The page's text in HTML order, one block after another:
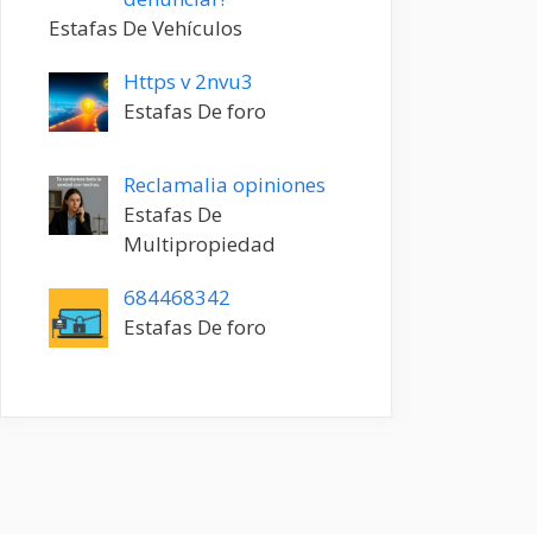
Estafas De Vehículos
Https v 2nvu3
Estafas De foro
Reclamalia opiniones
Estafas De
Multipropiedad
684468342
Estafas De foro